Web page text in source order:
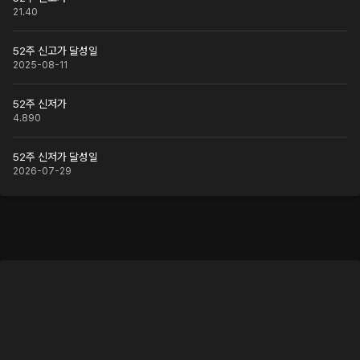
21.40
52주 신고가 달성일
2025-08-11
52주 신저가
4.890
52주 신저가 달성일
2026-07-29